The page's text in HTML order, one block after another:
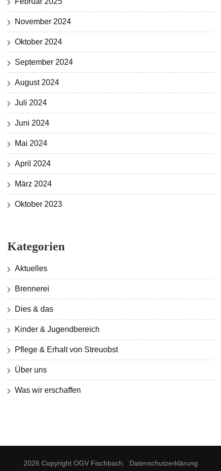
November 2024
Oktober 2024
September 2024
August 2024
Juli 2024
Juni 2024
Mai 2024
April 2024
März 2024
Oktober 2023
Kategorien
Aktuelles
Brennerei
Dies & das
Kinder & Jugendbereich
Pflege & Erhalt von Streuobst
Über uns
Was wir erschaffen
2026 Copyright OGV Fischbach Datenschutzerklärung